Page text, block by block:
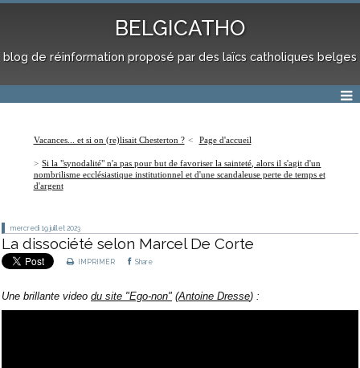
BELGICATHO
blog de réinformation proposé par des laïcs catholiques belges
Vacances... et si on (re)lisait Chesterton ? Page d'accueil
Si la "synodalité" n'a pas pour but de favoriser la sainteté, alors il s'agit d'un
nombrilisme ecclésiastique institutionnel et d'une scandaleuse perte de temps et
d'argent
mercredi 19 juillet 2023
La dissociété selon Marcel De Corte
IMPRIMER Share
Une brillante video du site "Ego-non" (Antoine Dresse) :